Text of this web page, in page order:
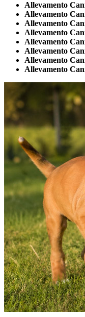
Allevamento
Allevamento
Allevamento
Allevamento
Allevamento
Allevamento
Allevamento
Allevamento